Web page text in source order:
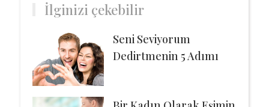
İlginizi çekebilir
Seni Seviyorum
Dedirtmenin 5 Adımı